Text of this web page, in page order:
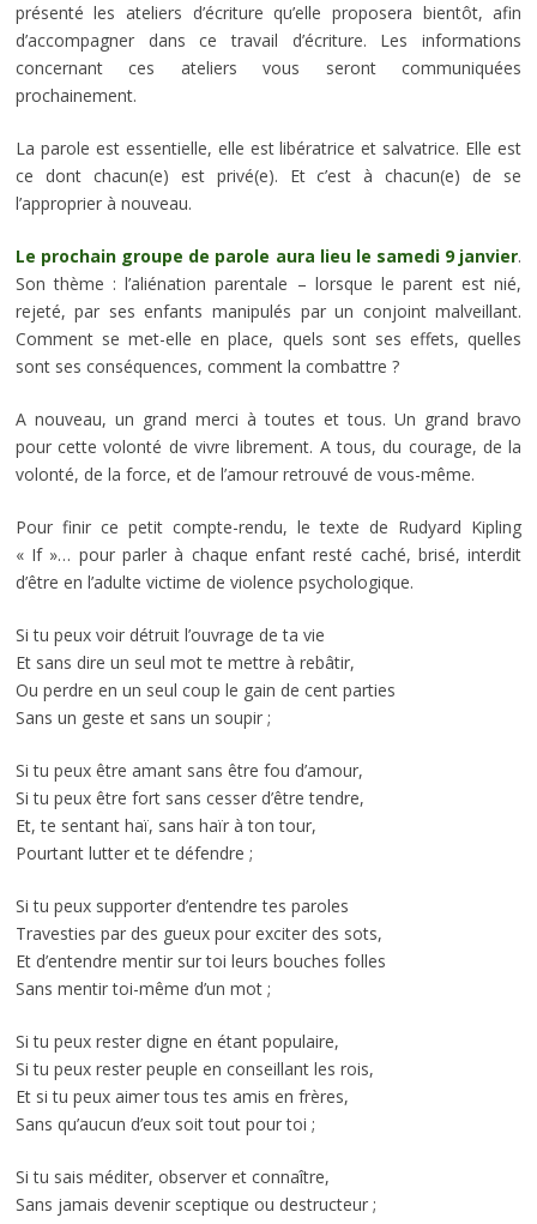
présenté les ateliers d’écriture qu’elle proposera bientôt, afin
d’accompagner dans ce travail d’écriture. Les informations
concernant ces ateliers vous seront communiquées
prochainement.
La parole est essentielle, elle est libératrice et salvatrice. Elle est
ce dont chacun(e) est privé(e). Et c’est à chacun(e) de se
l’approprier à nouveau.
Le prochain groupe de parole aura lieu le samedi 9 janvier.
Son thème : l’aliénation parentale – lorsque le parent est nié,
rejeté, par ses enfants manipulés par un conjoint malveillant.
Comment se met-elle en place, quels sont ses effets, quelles
sont ses conséquences, comment la combattre ?
A nouveau, un grand merci à toutes et tous. Un grand bravo
pour cette volonté de vivre librement. A tous, du courage, de la
volonté, de la force, et de l’amour retrouvé de vous-même.
Pour finir ce petit compte-rendu, le texte de Rudyard Kipling
« If »… pour parler à chaque enfant resté caché, brisé, interdit
d’être en l’adulte victime de violence psychologique.
Si tu peux voir détruit l’ouvrage de ta vie
Et sans dire un seul mot te mettre à rebâtir,
Ou perdre en un seul coup le gain de cent parties
Sans un geste et sans un soupir ;
Si tu peux être amant sans être fou d’amour,
Si tu peux être fort sans cesser d’être tendre,
Et, te sentant haï, sans haïr à ton tour,
Pourtant lutter et te défendre ;
Si tu peux supporter d’entendre tes paroles
Travesties par des gueux pour exciter des sots,
Et d’entendre mentir sur toi leurs bouches folles
Sans mentir toi-même d’un mot ;
Si tu peux rester digne en étant populaire,
Si tu peux rester peuple en conseillant les rois,
Et si tu peux aimer tous tes amis en frères,
Sans qu’aucun d’eux soit tout pour toi ;
Si tu sais méditer, observer et connaître,
Sans jamais devenir sceptique ou destructeur ;